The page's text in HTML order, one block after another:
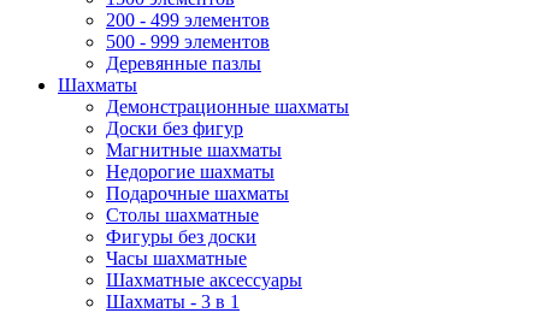
200 - 499 элементов
500 - 999 элементов
Деревянные пазлы
Шахматы
Демонстрационные шахматы
Доски без фигур
Магнитные шахматы
Недорогие шахматы
Подарочные шахматы
Столы шахматные
Фигуры без доски
Часы шахматные
Шахматные аксессуары
Шахматы - 3 в 1